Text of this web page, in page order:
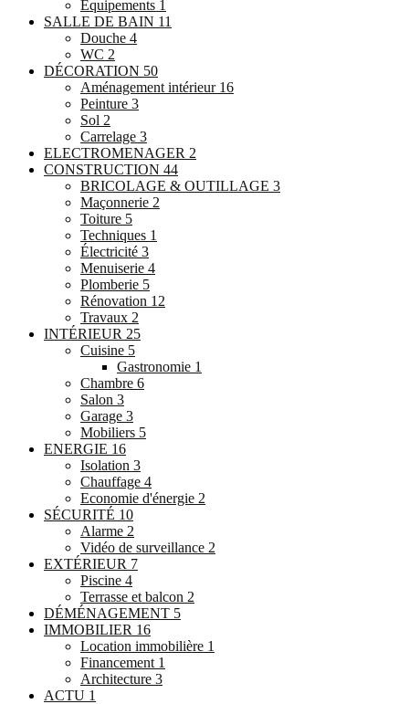
Équipements 1
SALLE DE BAIN 11
Douche 4
WC 2
DÉCORATION 50
Aménagement intérieur 16
Peinture 3
Sol 2
Carrelage 3
ELECTROMENAGER 2
CONSTRUCTION 44
BRICOLAGE & OUTILLAGE 3
Maçonnerie 2
Toiture 5
Techniques 1
Électricité 3
Menuiserie 4
Plomberie 5
Rénovation 12
Travaux 2
INTÉRIEUR 25
Cuisine 5
Gastronomie 1
Chambre 6
Salon 3
Garage 3
Mobiliers 5
ENERGIE 16
Isolation 3
Chauffage 4
Economie d'énergie 2
SÉCURITÉ 10
Alarme 2
Vidéo de surveillance 2
EXTÉRIEUR 7
Piscine 4
Terrasse et balcon 2
DÉMÉNAGEMENT 5
IMMOBILIER 16
Location immobilière 1
Financement 1
Architecture 3
ACTU 1